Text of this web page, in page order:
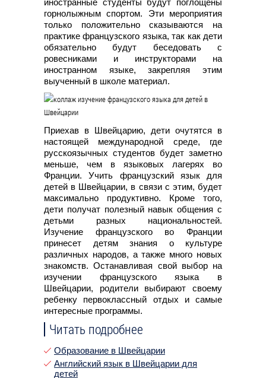
горнолыжным спортом. Эти мероприятия
только положительно сказываются на
практике французского языка, так как дети
обязательно будут беседовать с
ровесниками и инструкторами на
иностранном языке, закрепляя этим
выученный в школе материал.
Приехав в Швейцарию, дети очутятся в
настоящей международной среде, где
русскоязычных студентов будет заметно
меньше, чем в языковых лагерях во
Франции. Учить французский язык для
детей в Швейцарии, в связи с этим, будет
максимально продуктивно. Кроме того,
дети получат полезный навык общения с
детьми разных национальностей.
Изучение французского во Франции
принесет детям знания о культуре
различных народов, а также много новых
знакомств. Останавливая свой выбор на
изучении французского языка в
Швейцарии, родители выбирают своему
ребенку первоклассный отдых и самые
интересные программы.
Читать подробнее
Образование в Швейцарии
Английский язык в Швейцарии для
детей